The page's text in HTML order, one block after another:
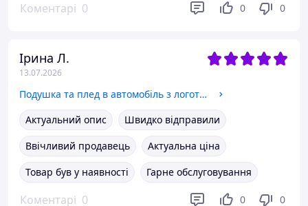
Коментарі 0 0 0
Ірина Л.
13.07.2026
Подушка та плед в автомобіль з логотипом Renault, флісовий набір
Актуальний опис
Швидко відправили
Ввічливий продавець
Актуальна ціна
Товар був у наявності
Гарне обслуговування
Коментарі 0 0 0